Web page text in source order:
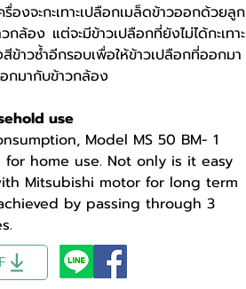
งจะกะเทาะเปลือกเมล็ดข้าวออกด้วยลูก
กล้อง แต่จะมีข้าวเปลือกที่ยังไม่ได้กะเทาะ
าวซ้ำอีกรอบเพื่อให้ข้าวเปลือกที่ออกมา
กมากับข้าวกล้อง
use
Model MS 50 BM- 1
for home use. Not only is it easy
Mitsubishi motor for long term
by passing through 3